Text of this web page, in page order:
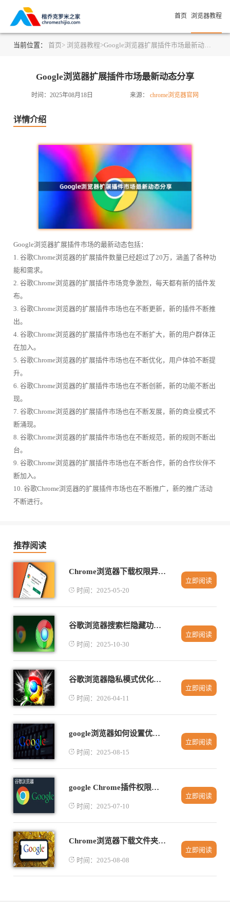
首页 浏览器教程
当前位置： 首页> 浏览器教程>Google浏览器扩展插件市场最新动态分享
Google浏览器扩展插件市场最新动态分享
时间：2025年08月18日 来源： chrome浏览器官网
详情介绍
Google浏览器扩展插件市场的最新动态包括：
1. 谷歌Chrome浏览器的扩展插件数量已经超过了20万，涵盖了各种功
能和需求。
2. 谷歌Chrome浏览器的扩展插件市场竞争激烈，每天都有新的插件发
布。
3. 谷歌Chrome浏览器的扩展插件市场也在不断更新，新的插件不断推
出。
4. 谷歌Chrome浏览器的扩展插件市场也在不断扩大，新的用户群体正
在加入。
5. 谷歌Chrome浏览器的扩展插件市场也在不断优化，用户体验不断提
升。
6. 谷歌Chrome浏览器的扩展插件市场也在不断创新，新的功能不断出
现。
7. 谷歌Chrome浏览器的扩展插件市场也在不断发展，新的商业模式不
断涌现。
8. 谷歌Chrome浏览器的扩展插件市场也在不断规范，新的规则不断出
台。
9. 谷歌Chrome浏览器的扩展插件市场也在不断合作，新的合作伙伴不
断加入。
10. 谷歌Chrome浏览器的扩展插件市场也在不断推广，新的推广活动
不断进行。
推荐阅读
Chrome浏览器下载权限异常快速修复
时间：2025-05-20
立即阅读
谷歌浏览器搜索栏隐藏功能探索与使用技巧
时间：2025-10-30
立即阅读
谷歌浏览器隐私模式优化使用技巧
时间：2026-04-11
立即阅读
google浏览器如何设置优先从外部源下载资源
时间：2025-08-15
立即阅读
google Chrome插件权限设置全流程解析
时间：2025-07-10
立即阅读
Chrome浏览器下载文件夹路径错误的修改步骤
时间：2025-08-08
立即阅读